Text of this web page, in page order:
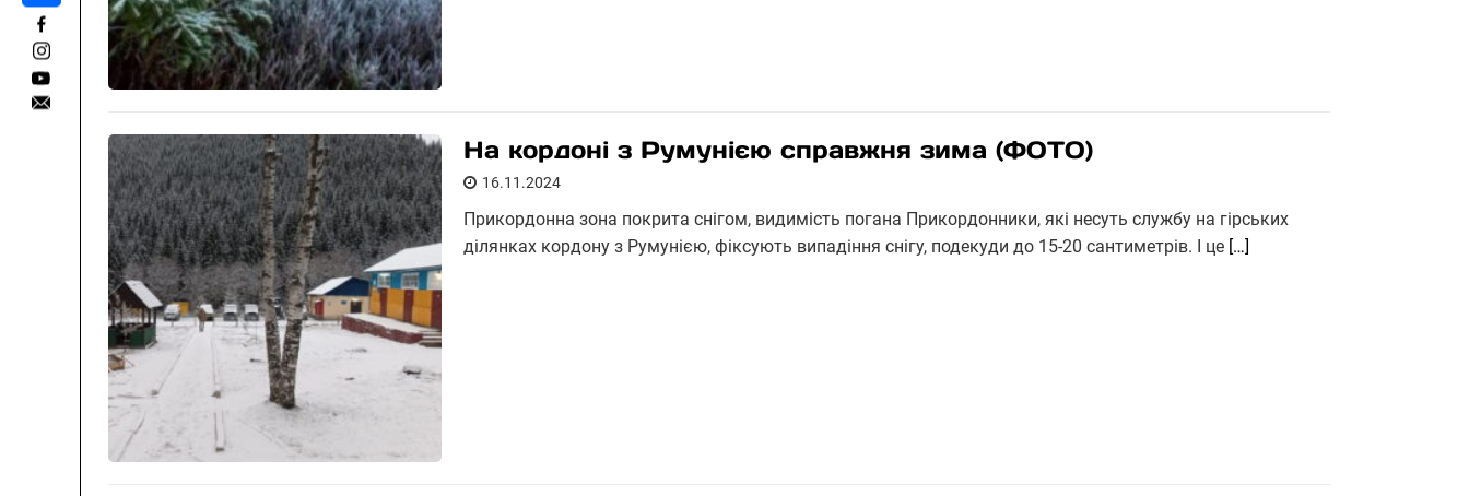
На кордоні з Румунією справжня зима (ФОТО)
16.11.2024
Прикордонна зона покрита снігом, видимість погана Прикордонники, які несуть службу на гірських
ділянках кордону з Румунією, фіксують випадіння снігу, подекуди до 15-20 сантиметрів. І це […]